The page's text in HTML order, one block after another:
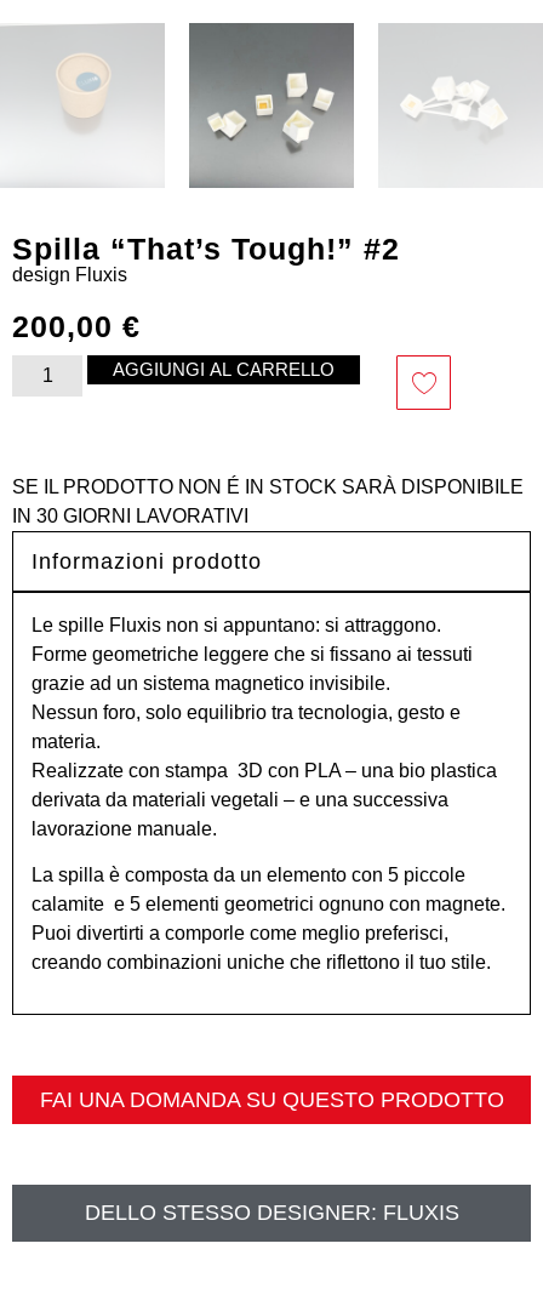
Spilla “That’s Tough!” #2
design Fluxis
200,00 €
AGGIUNGI AL CARRELLO
SE IL PRODOTTO NON É IN STOCK SARÀ DISPONIBILE
IN 30 GIORNI LAVORATIVI
Informazioni prodotto
Le spille Fluxis non si appuntano: si attraggono.
Forme geometriche leggere che si fissano ai tessuti
grazie ad un sistema magnetico invisibile.
Nessun foro, solo equilibrio tra tecnologia, gesto e
materia.
Realizzate con stampa 3D con PLA – una bio plastica
derivata da materiali vegetali – e una successiva
lavorazione manuale.
La spilla è composta da un elemento con 5 piccole
calamite e 5 elementi geometrici ognuno con magnete.
Puoi divertirti a comporle come meglio preferisci,
creando combinazioni uniche che riflettono il tuo stile.
FAI UNA DOMANDA SU QUESTO PRODOTTO
DELLO STESSO DESIGNER: FLUXIS